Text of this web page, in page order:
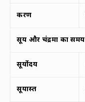
करण
सूर्य और चंद्रमा का समय
सूर्योदय
सूर्यास्त